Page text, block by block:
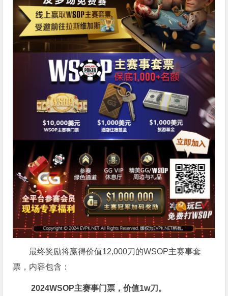
最终奖励将赢得价值12,000刀的WSOP主赛事套
票，内容包含：
2024WSOP主赛事门票，价值1w刀。